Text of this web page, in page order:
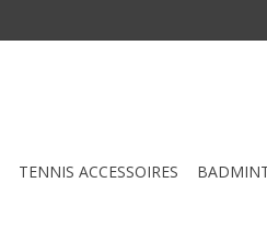
TENNIS ACCESSOIRES